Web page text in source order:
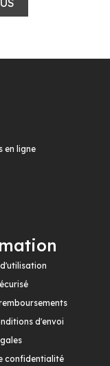
en ligne
d'envoi
confidentialité